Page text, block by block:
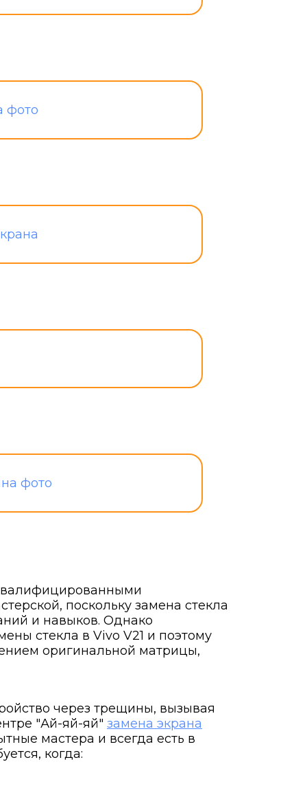
поскольку замена стекла
и навыков. Однако
стекла в Vivo V21 и поэтому
оригинальной матрицы,
через трещины, вызывая
"Ай-яй-яй" замена экрана
мастера и всегда есть в
когда: